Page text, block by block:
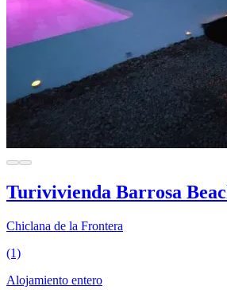
Turivivienda Barrosa
Chiclana de la Frontera
(1)
Alojamiento entero